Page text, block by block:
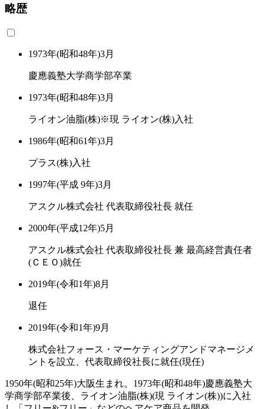
略歴
1973年(昭和48年)3月
慶應義塾大学商学部卒業
1973年(昭和48年)3月
ライオン油脂(株)※現 ライオン(株)入社
1986年(昭和61年)3月
プラス(株)入社
1997年(平成 9年)3月
アスクル株式会社 代表取締役社長 就任
2000年(平成12年)5月
アスクル株式会社 代表取締役社長 兼 最高経営責任者
(ＣＥＯ)就任
2019年(令和1年)8月
退任
2019年(令和1年)9月
株式会社フォース・マーケティングアンドマネージメ
ントを設立、代表取締役社長に就任(現任)
1950年(昭和25年)大阪生まれ。1973年(昭和48年)慶應義塾大
学商学部卒業後、ライオン油脂(株)(現 ライオン(株))に入社